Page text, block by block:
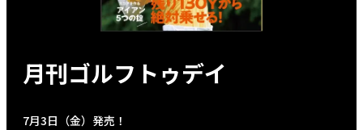
月刊ゴルフトゥデイ
7月3日（金）発売！